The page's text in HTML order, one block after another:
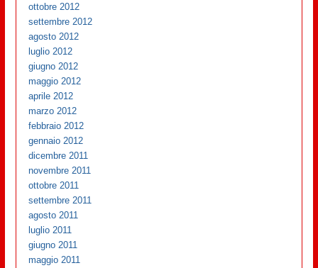
ottobre 2012
settembre 2012
agosto 2012
luglio 2012
giugno 2012
maggio 2012
aprile 2012
marzo 2012
febbraio 2012
gennaio 2012
dicembre 2011
novembre 2011
ottobre 2011
settembre 2011
agosto 2011
luglio 2011
giugno 2011
maggio 2011